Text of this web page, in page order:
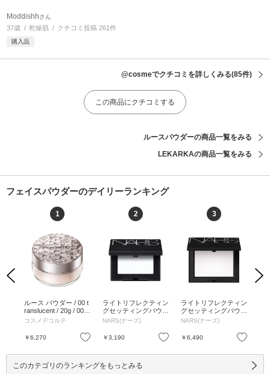
Moddishhさん
37歳 乾燥肌 クチコミ投稿 261件
購入品
@cosmeでクチコミを詳しくみる(85件)
この商品にクチコミする
ルースパウダーの商品一覧をみる
LEKARKAの商品一覧をみる
フェイスパウダーのデイリーランキング
Previous
お気に入り
1
ルース パウダー / 00 t
ranslucent / 20g / 00 tr
anslucent / 20g
コスメデコルテ
￥6,270 お気に入り
2
ライトリフレクティン
グセッティングパウダ
ー プレスト N ミニ / 0
/ 02415 / 3g
NARS(ナーズ)
￥3,190 お気に入り
3
ライトリフレクティン
グセッティングパウダ
ー プレスト N / 5894
STAL
NARS(ナーズ)
￥6,490
Next
このカテゴリのランキングをもっとみる